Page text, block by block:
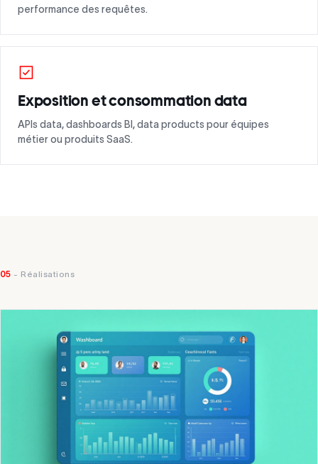
performance des requêtes.
Exposition et consommation data
APIs data, dashboards BI, data products pour équipes
métier ou produits SaaS.
05 - Réalisations